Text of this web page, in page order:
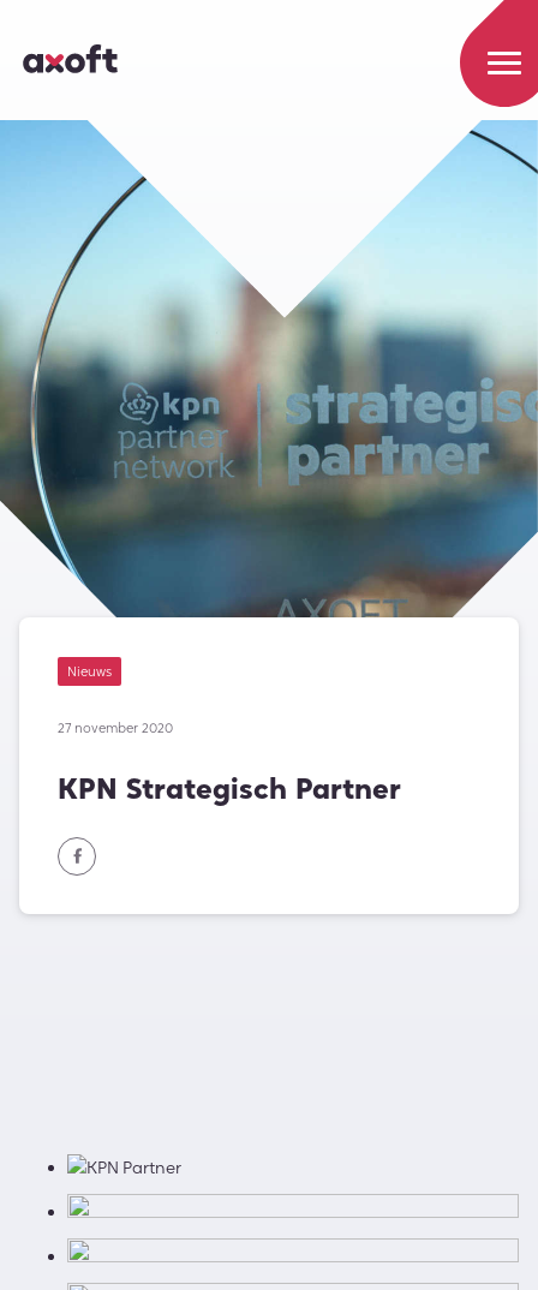
Nieuws
27 november 2020
KPN Strategisch Partner